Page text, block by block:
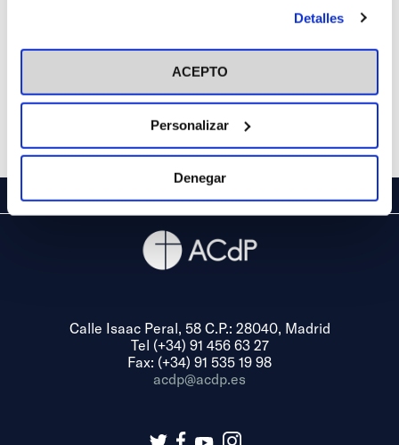
en el botón "Personalizar". Para más información puedes
visitar nuestra Política de Cookies
Detalles
ACEPTO
Personalizar
Denegar
Calle Isaac Peral, 58 C.P.: 28040, Madrid
Tel (+34) 91 456 63 27
Fax: (+34) 91 535 19 98
acdp@acdp.es